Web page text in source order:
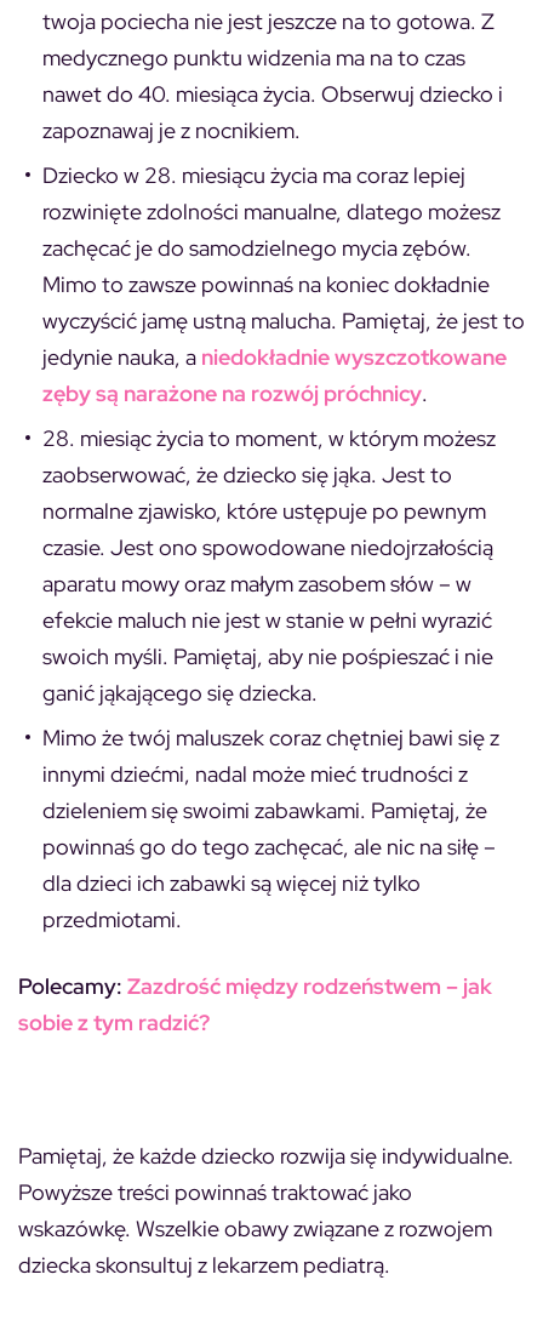
twoja pociecha nie jest jeszcze na to gotowa. Z
medycznego punktu widzenia ma na to czas
nawet do 40. miesiąca życia. Obserwuj dziecko i
zapoznawaj je z nocnikiem.
Dziecko w 28. miesiącu życia ma coraz lepiej
rozwinięte zdolności manualne, dlatego możesz
zachęcać je do samodzielnego mycia zębów.
Mimo to zawsze powinnaś na koniec dokładnie
wyczyścić jamę ustną malucha. Pamiętaj, że jest to
jedynie nauka, a niedokładnie wyszczotkowane
zęby są narażone na rozwój próchnicy.
28. miesiąc życia to moment, w którym możesz
zaobserwować, że dziecko się jąka. Jest to
normalne zjawisko, które ustępuje po pewnym
czasie. Jest ono spowodowane niedojrzałością
aparatu mowy oraz małym zasobem słów – w
efekcie maluch nie jest w stanie w pełni wyrazić
swoich myśli. Pamiętaj, aby nie pośpieszać i nie
ganić jąkającego się dziecka.
Mimo że twój maluszek coraz chętniej bawi się z
innymi dziećmi, nadal może mieć trudności z
dzieleniem się swoimi zabawkami. Pamiętaj, że
powinnaś go do tego zachęcać, ale nic na siłę –
dla dzieci ich zabawki są więcej niż tylko
przedmiotami.
Polecamy: Zazdrość między rodzeństwem – jak
sobie z tym radzić?
Pamiętaj, że każde dziecko rozwija się indywidualne.
Powyższe treści powinnaś traktować jako
wskazówkę. Wszelkie obawy związane z rozwojem
dziecka skonsultuj z lekarzem pediatrą.